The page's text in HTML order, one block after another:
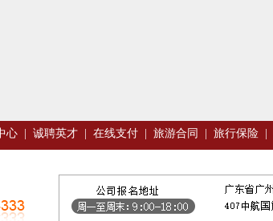
心 诚聘英才 在线支付 旅游合同 旅行保险